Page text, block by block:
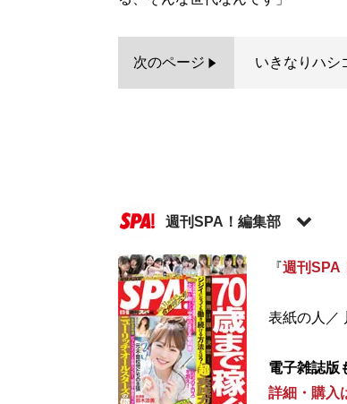
次のページ いきなりハシ
週刊SPA！編集部
記事一覧へ
『週刊SPA
表紙の人／
電子雑誌版
詳細・購入